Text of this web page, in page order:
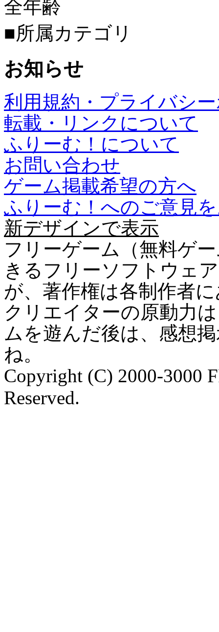
全年齢
■所属カテゴリ
お知らせ
利用規約・プライバシ
転載・リンクについて
ふりーむ！について
お問い合わせ
ゲーム掲載希望の方へ
ふりーむ！へのご意見
新デザインで表示
フリーゲーム（無料ゲ
きるフリーソフトウェ
が、著作権は各制作者
クリエイターの原動力
ムを遊んだ後は、感想
ね。
Copyright (C) 2000-3000
Reserved.